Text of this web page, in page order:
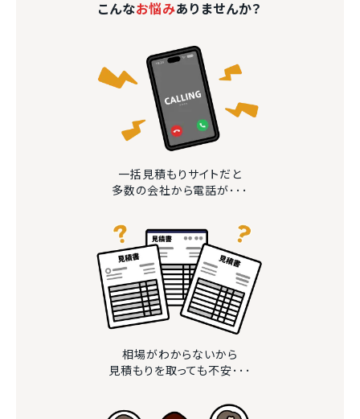
こんなお悩みありませんか？
一括見積もりサイトだと
多数の会社から電話が･･･
相場がわからないから
見積もりを取っても不安･･･